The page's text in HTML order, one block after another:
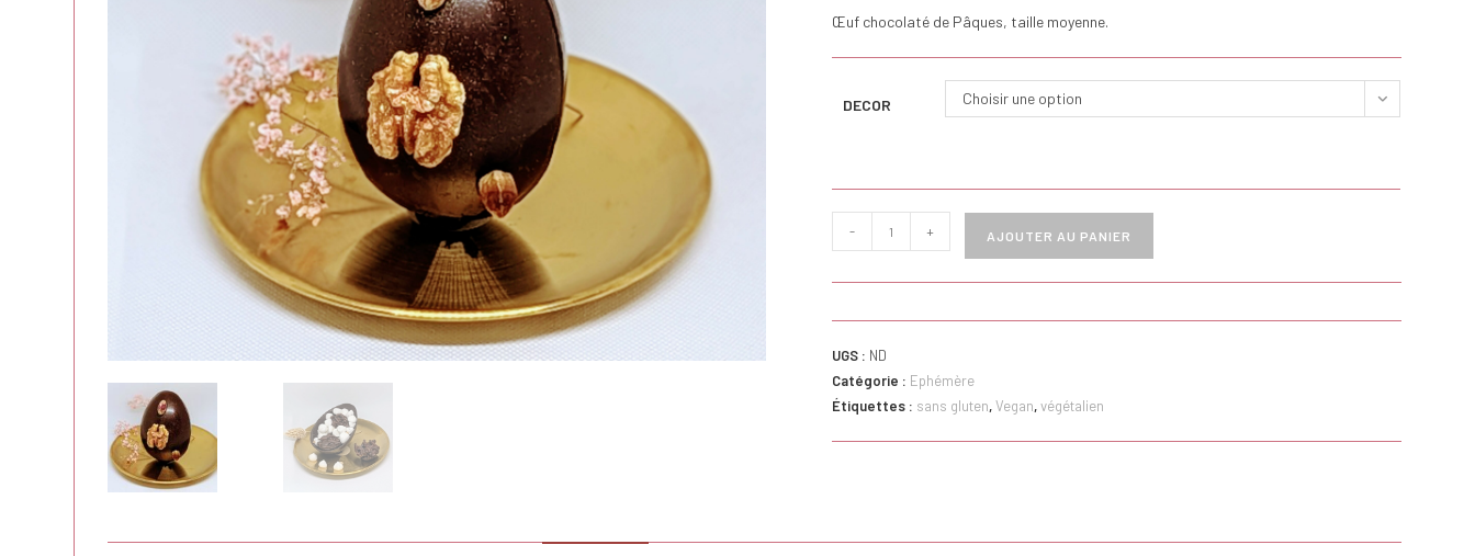
Œuf chocolaté de Pâques, taille moyenne.
DECOR Choisir une option
de
Œuf
moyen
- + AJOUTER AU PANIER
UGS : ND
Catégorie : Ephémère
Étiquettes : sans gluten,Vegan,végétalien